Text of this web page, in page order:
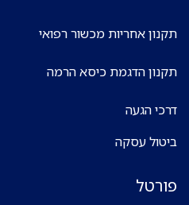
תקנון אחריות מכשור רפואי
תקנון הדגמת כיסא הרמה
דרכי הגעה
ביטול עסקה
פורטל